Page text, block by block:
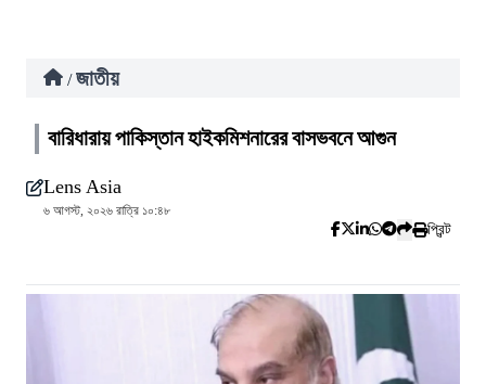
/ জাতীয়
বারিধারায় পাকিস্তান হাইকমিশনারের বাসভবনে আগুন
Lens Asia
৬ আগস্ট, ২০২৬ রাত্রি ১০:৪৮
প্রিন্ট